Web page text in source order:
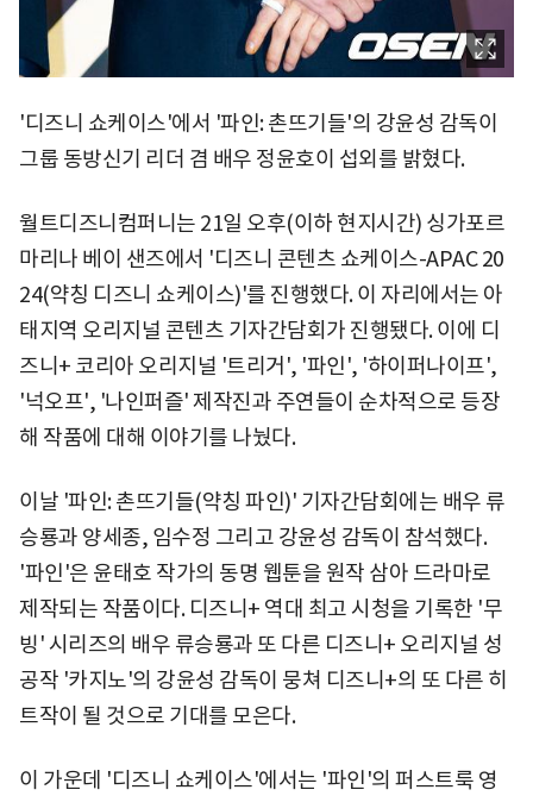
'디즈니 쇼케이스'에서 '파인: 촌뜨기들'의 강윤성 감독이
그룹 동방신기 리더 겸 배우 정윤호이 섭외를 밝혔다.
월트디즈니컴퍼니는 21일 오후(이하 현지시간) 싱가포르
마리나 베이 샌즈에서 '디즈니 콘텐츠 쇼케이스-APAC 20
24(약칭 디즈니 쇼케이스)'를 진행했다. 이 자리에서는 아
태지역 오리지널 콘텐츠 기자간담회가 진행됐다. 이에 디
즈니+ 코리아 오리지널 '트리거', '파인', '하이퍼나이프',
'넉오프', '나인퍼즐' 제작진과 주연들이 순차적으로 등장
해 작품에 대해 이야기를 나눴다.
이날 '파인: 촌뜨기들(약칭 파인)' 기자간담회에는 배우 류
승룡과 양세종, 임수정 그리고 강윤성 감독이 참석했다.
'파인'은 윤태호 작가의 동명 웹툰을 원작 삼아 드라마로
제작되는 작품이다. 디즈니+ 역대 최고 시청을 기록한 '무
빙' 시리즈의 배우 류승룡과 또 다른 디즈니+ 오리지널 성
공작 '카지노'의 강윤성 감독이 뭉쳐 디즈니+의 또 다른 히
트작이 될 것으로 기대를 모은다.
이 가운데 '디즈니 쇼케이스'에서는 '파인'의 퍼스트룩 영